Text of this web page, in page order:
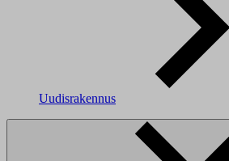
Uudisrakennus